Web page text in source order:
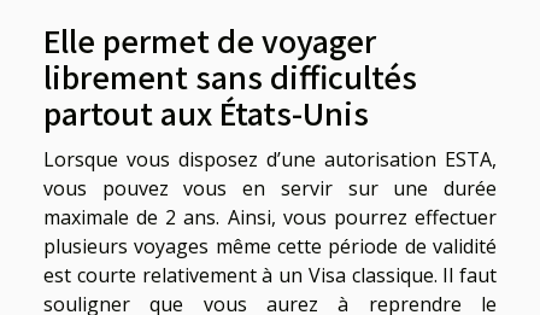
Elle permet de voyager
librement sans difficultés
partout aux États-Unis
Lorsque vous disposez d’une autorisation ESTA,
vous pouvez vous en servir sur une durée
maximale de 2 ans. Ainsi, vous pourrez effectuer
plusieurs voyages même cette période de validité
est courte relativement à un Visa classique. Il faut
souligner que vous aurez à reprendre le